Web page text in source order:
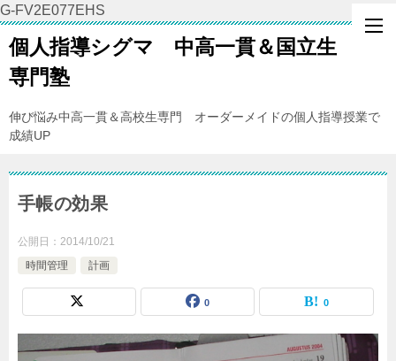
G-FV2E077EHS
個人指導シグマ 中高一貫＆国立生
専門塾
伸び悩み中高一貫＆高校生専門 オーダーメイドの個人指導授業で
成績UP
手帳の効果
公開日： 2014/10/21
時間管理
計画
0 0